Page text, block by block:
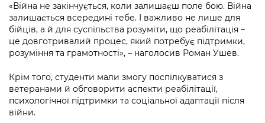
«Війна не закінчується, коли залишаєш поле бою. Війна
залишається всередині тебе. І важливо не лише для
бійців, а й для суспільства розуміти, що реабілітація –
це довготривалий процес, який потребує підтримки,
розуміння та грамотності», – наголосив Роман Ушев.
Крім того, студенти мали змогу поспілкуватися з
ветеранами й обговорити аспекти реабілітації,
психологічної підтримки та соціальної адаптації після
війни.